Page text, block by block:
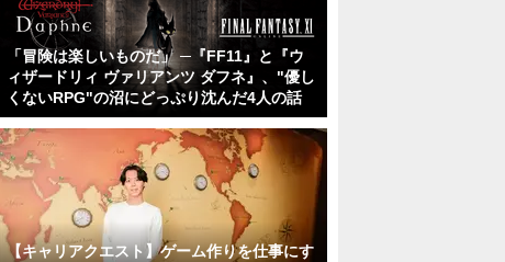
「冒険は楽しいものだ」 ─『FF11』と『ウ
ィザードリィ ヴァリアンツ ダフネ』、"優し
くないRPG"の沼にどっぷり沈んだ4人の話
【キャリアクエスト】ゲーム作りを仕事にす